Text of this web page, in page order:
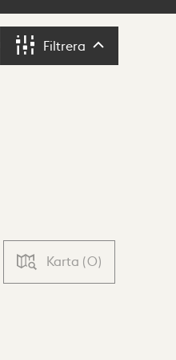
Filtrera Filtrera
Karta (0)